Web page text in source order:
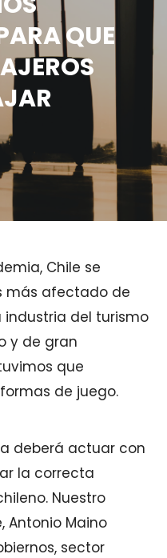
QUE
Chile se
más afectado de
industria del turismo
y de gran
que
de juego.
deberá actuar con
la correcta
Nuestro
Antonio Maino
sector